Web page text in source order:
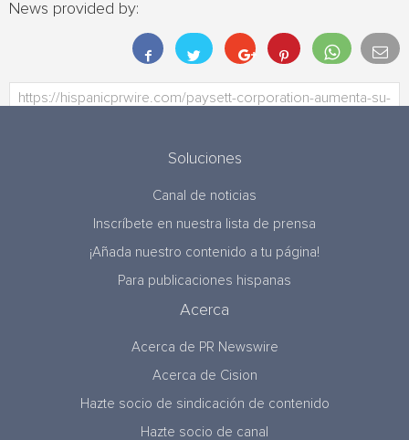
News provided by:
Soluciones
Canal de noticias
Inscríbete en nuestra lista de prensa
¡Añada nuestro contenido a tu página!
Para publicaciones hispanas
Acerca
Acerca de PR Newswire
Acerca de Cision
Hazte socio de sindicación de contenido
Hazte socio de canal